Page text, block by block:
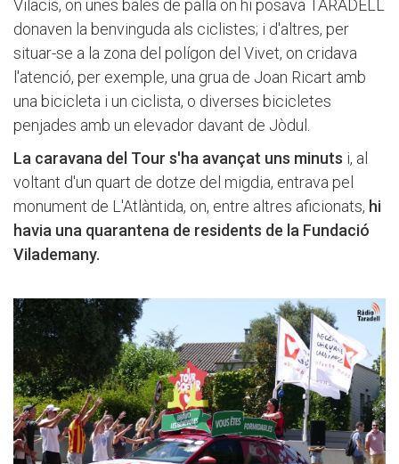
Vilacís, on unes bales de palla on hi posava TARADELL
donaven la benvinguda als ciclistes; i d'altres, per
situar-se a la zona del polígon del Vivet, on cridava
l'atenció, per exemple, una grua de Joan Ricart amb
una bicicleta i un ciclista, o diverses bicicletes
penjades amb un elevador davant de Jòdul.
La caravana del Tour s'ha avançat uns minuts i, al
voltant d'un quart de dotze del migdia, entrava pel
monument de L'Atlàntida, on, entre altres aficionats, hi
havia una quarantena de residents de la Fundació
Vilademany.